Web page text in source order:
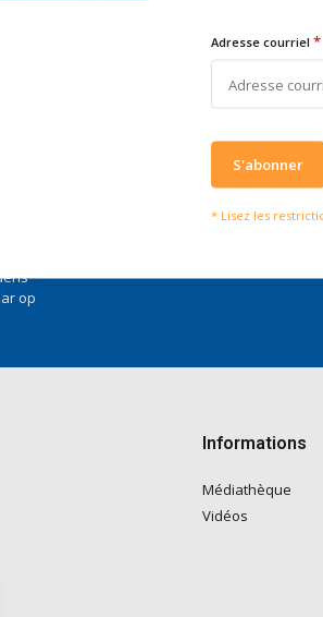
op
Ce que disent
Informations
Médiathèque
Vidéos
Adresse courriel *
S'abonner
* Lisez les